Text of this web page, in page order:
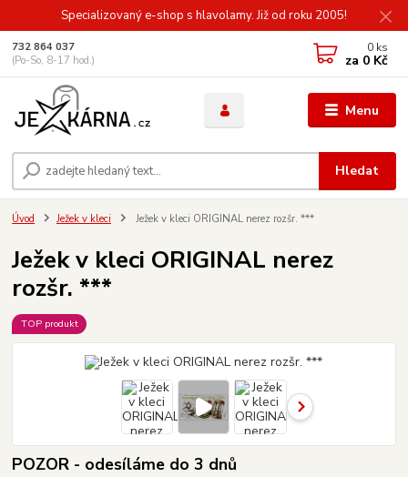
Specializovaný e-shop s hlavolamy. Již od roku 2005!
Menu
Hledat
732 864 037
(Po-So, 8-17 hod.)
0 ks
za 0 Kč
Úvod Ježek v kleci Ježek v kleci ORIGINAL nerez rozšr. ***
Ježek v kleci ORIGINAL nerez
rozšr. ***
TOP produkt
POZOR - odesíláme do 3 dnů